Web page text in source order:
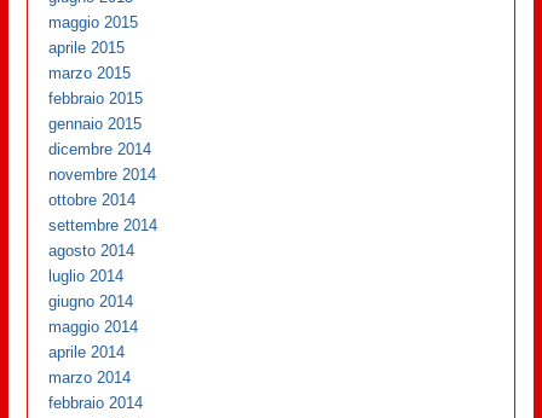
maggio 2015
aprile 2015
marzo 2015
febbraio 2015
gennaio 2015
dicembre 2014
novembre 2014
ottobre 2014
settembre 2014
agosto 2014
luglio 2014
giugno 2014
maggio 2014
aprile 2014
marzo 2014
febbraio 2014